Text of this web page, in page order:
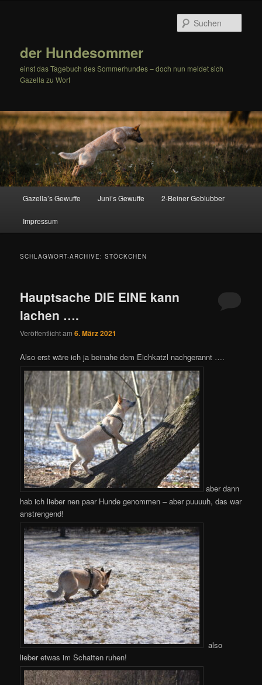
der Hundesommer
einst das Tagebuch des Sommerhundes – doch nun meldet sich
Gazella zu Wort
Gazella’s Gewuffe Juni’s Gewuffe 2-Beiner Geblubber
Impressum
SCHLAGWORT-ARCHIVE:STÖCKCHEN
Hauptsache DIE EINE kann
lachen ….
Veröffentlicht am6. März 2021
Also erst wäre ich ja beinahe dem Eichkatzl nachgerannt ….
aber dann
hab ich lieber nen paar Hunde genommen – aber puuuuh, das war
anstrengend!
also
lieber etwas im Schatten ruhen!